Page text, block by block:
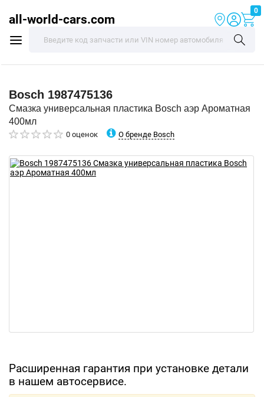
all-world-cars.com
0
Bosch 1987475136
Смазка универсальная пластика Bosch аэр Ароматная
400мл
0 оценок О бренде Bosch
Расширенная гарантия при установке детали
в нашем автосервисе.